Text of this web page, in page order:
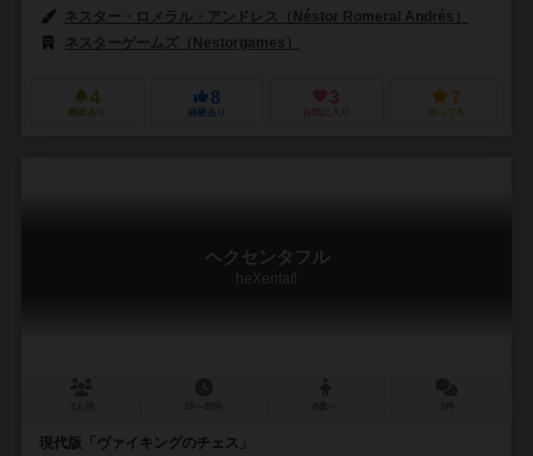
ネスター・ロメラル・アンドレス（Néstor Romeral Andrés）
ネスターゲームズ（Nestorgames）
4
興味あり
8
経験あり
3
お気に入り
7
持ってる
ヘクセンタフル
heXentafl
現代版「ヴァイキングのチェス」